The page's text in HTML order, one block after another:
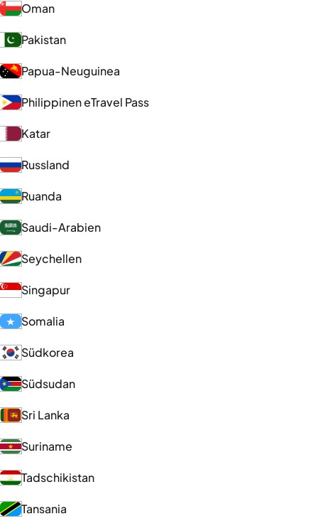
Oman
Pakistan
Papua-Neuguinea
Philippinen eTravel Pass
Katar
Russland
Ruanda
Saudi-Arabien
Seychellen
Singapur
Somalia
Südkorea
Südsudan
Sri Lanka
Suriname
Tadschikistan
Tansania